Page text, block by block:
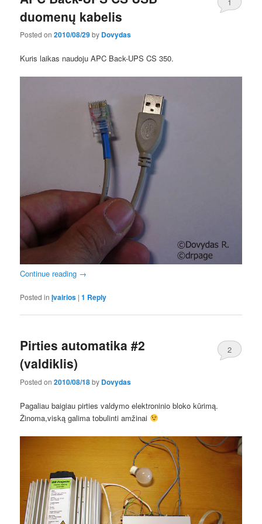
duomenų kabelis
Posted on2010/08/29by Dovydas
Kuris laikas naudoju APC Back-UPS CS 350.
Continue reading →
Posted in Įvairios |1 Reply
Pirties automatika #2
(valdiklis)
Posted on2010/08/18by Dovydas
2
Pagaliau baigiau pirties valdymo elektroninio bloko kūrimą.
Žinoma,viską galima tobulinti amžinai